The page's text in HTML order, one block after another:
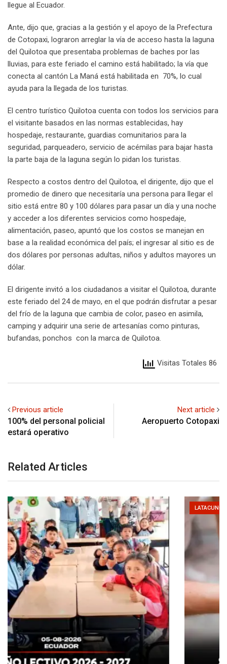
llegue al Ecuador.
Ante, dijo que, gracias a la gestión y el apoyo de la Prefectura
de Cotopaxi, lograron arreglar la vía de acceso hasta la laguna
del Quilotoa que presentaba problemas de baches por las
lluvias, para este feriado el camino está habilitado; la vía que
conecta al cantón La Maná está habilitada en 70%, lo cual
ayuda para la llegada de los turistas.
El centro turístico Quilotoa cuenta con todos los servicios para
el visitante basados en las normas establecidas, hay
hospedaje, restaurante, guardias comunitarios para la
seguridad, parqueadero, servicio de acémilas para bajar hasta
la parte baja de la laguna según lo pidan los turistas.
Respecto a costos dentro del Quilotoa, el dirigente, dijo que el
promedio de dinero que necesitaría una persona para llegar el
sitio está entre 80 y 100 dólares para pasar un día y una noche
y acceder a los diferentes servicios como hospedaje,
alimentación, paseo, apuntó que los costos se manejan en
base a la realidad económica del país; el ingresar al sitio es de
dos dólares por personas adultas, niños y adultos mayores un
dólar.
El dirigente invitó a los ciudadanos a visitar el Quilotoa, durante
este feriado del 24 de mayo, en el que podrán disfrutar a pesar
del frío de la laguna que cambia de color, paseo en asimila,
camping y adquirir una serie de artesanías como pinturas,
bufandas, ponchos con la marca de Quilotoa.
Visitas Totales 86
Previous article
100% del personal policial
estará operativo
Next article
Aeropuerto Cotopaxi
Related Articles
LATACUNGA